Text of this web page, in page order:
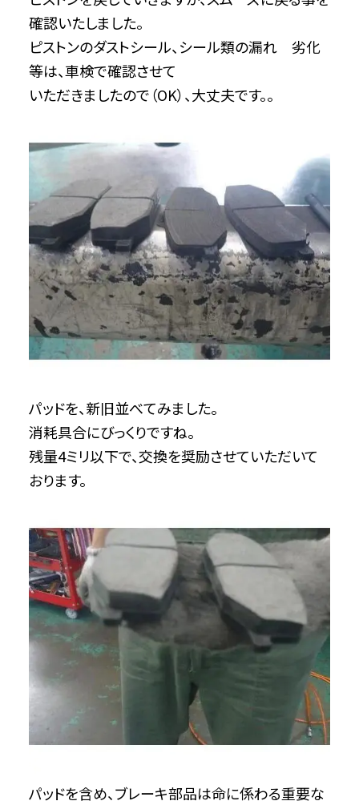
確認いたしました。
ピストンのダストシール、シール類の漏れ 劣化
等は、車検で確認させて
いただきましたので（OK）、大丈夫です。。
パッドを、新旧並べてみました。
消耗具合にびっくりですね。
残量4ミリ以下で、交換を奨励させていただいて
おります。
パッドを含め、ブレーキ部品は命に係わる重要な